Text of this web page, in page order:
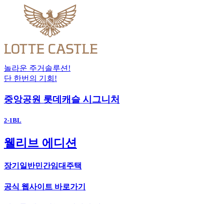
놀라운 주거솔루션!
단 한번의 기회!
중앙공원 롯데캐슬 시그니처
2-1BL
웰리브 에디션
장기일반민간임대주택
공식 웹사이트 바로가기